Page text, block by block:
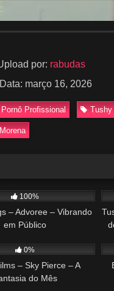
por: rabudas
Data: março 16, 2026
Pornô Profissional Tushy
Morena
100%
– Advoree – Vibrando
em Público
0%
– Sky Pierce – A
do Mês